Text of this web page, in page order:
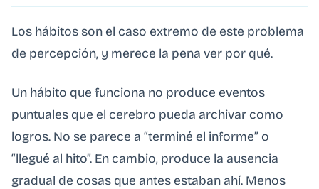
Los hábitos son el caso extremo de este problema
de percepción, y merece la pena ver por qué.
Un hábito que funciona no produce eventos
puntuales que el cerebro pueda archivar como
logros. No se parece a “terminé el informe” o
“llegué al hito”. En cambio, produce la ausencia
gradual de cosas que antes estaban ahí. Menos